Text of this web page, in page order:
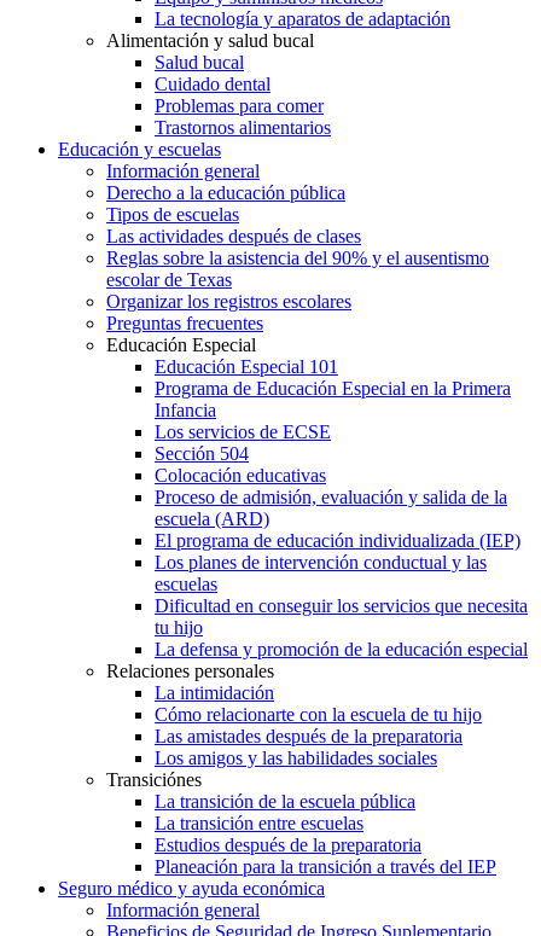
La tecnología y aparatos de adaptación
Alimentación y salud bucal
Salud bucal
Cuidado dental
Problemas para comer
Trastornos alimentarios
Educación y escuelas
Información general
Derecho a la educación pública
Tipos de escuelas
Las actividades después de clases
Reglas sobre la asistencia del 90% y el ausentismo
escolar de Texas
Organizar los registros escolares
Preguntas frecuentes
Educación Especial
Educación Especial 101
Programa de Educación Especial en la Primera
Infancia
Los servicios de ECSE
Sección 504
Colocación educativas
Proceso de admisión, evaluación y salida de la
escuela (ARD)
El programa de educación individualizada (IEP)
Los planes de intervención conductual y las
escuelas
Dificultad en conseguir los servicios que necesita
tu hijo
La defensa y promoción de la educación especial
Relaciones personales
La intimidación
Cómo relacionarte con la escuela de tu hijo
Las amistades después de la preparatoria
Los amigos y las habilidades sociales
Transiciónes
La transición de la escuela pública
La transición entre escuelas
Estudios después de la preparatoria
Planeación para la transición a través del IEP
Seguro médico y ayuda económica
Información general
Beneficios de Seguridad de Ingreso Suplementario